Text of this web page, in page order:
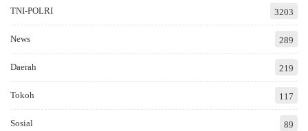
TNI-POLRI 3203
News 289
Daerah 219
Tokoh 117
Sosial 89